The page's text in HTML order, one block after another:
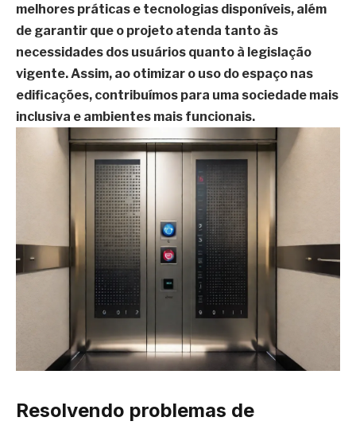
melhores práticas e tecnologias disponíveis, além
de garantir que o projeto atenda tanto às
necessidades dos usuários quanto à legislação
vigente. Assim, ao otimizar o uso do espaço nas
edificações, contribuímos para uma sociedade mais
inclusiva e ambientes mais funcionais.
Resolvendo problemas de